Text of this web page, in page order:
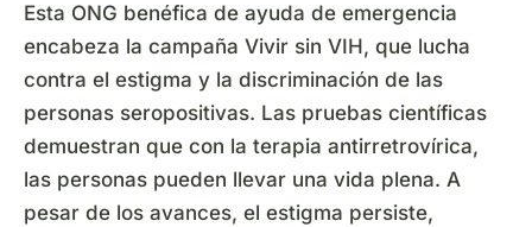
Esta ONG benéfica de ayuda de emergencia
encabeza la campaña Vivir sin VIH, que lucha
contra el estigma y la discriminación de las
personas seropositivas. Las pruebas científicas
demuestran que con la terapia antirretrovírica,
las personas pueden llevar una vida plena. A
pesar de los avances, el estigma persiste,